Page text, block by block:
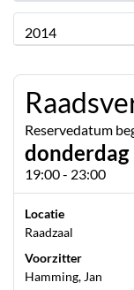
2014
Reservedatum
19:00 - 23:00
Locatie
Raadzaal
Voorzitter
Hamming, Jan